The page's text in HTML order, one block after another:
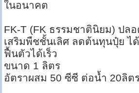
ในอนาคต
FK-T (FK ธรรมชาตินิยม) ปล
เสริมพืชชั้นเลิศ ลดต้นทุนปุ๋ย ไ
ฟื้นตัวได้เร็ว
ขนาด 1 ลิตร
อัตราผสม 50 ซีซี ต่อน้ำ 20ลิต